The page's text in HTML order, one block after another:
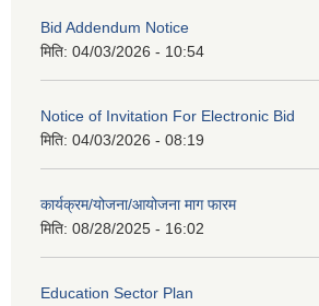
Bid Addendum Notice
मिति: 04/03/2026 - 10:54
Notice of Invitation For Electronic Bid
मिति: 04/03/2026 - 08:19
कार्यक्रम/योजना/आयोजना माग फारम
मिति: 08/28/2025 - 16:02
Education Sector Plan